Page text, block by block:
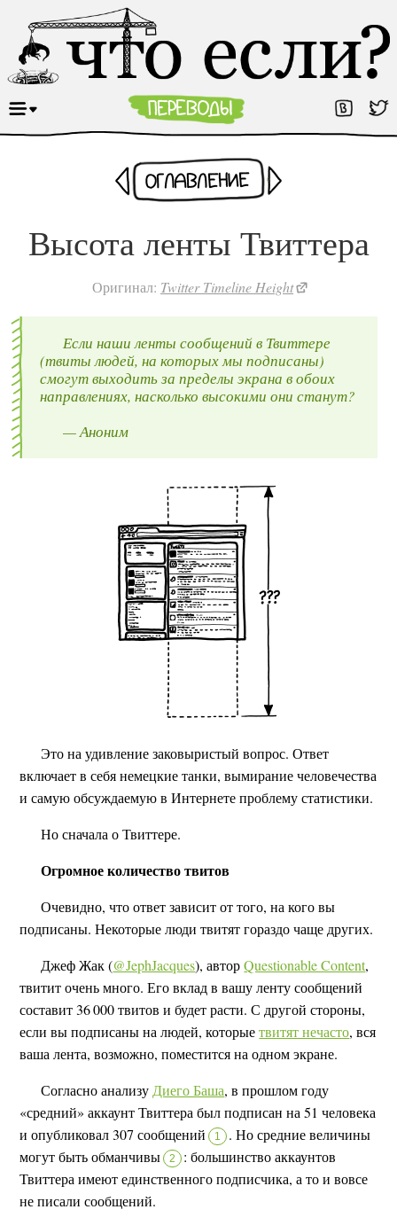
Высота ленты Твиттера
Оригинал: Twitter Timeline Height
Если наши ленты сообщений в Твиттере
(твиты людей, на которых мы подписаны)
смогут выходить за пределы экрана в обоих
направлениях, насколько высокими они станут?
— Аноним
Это на удивление заковыристый вопрос. Ответ
включает в себя немецкие танки, вымирание человечества
и самую обсуждаемую в Интернете проблему статистики.
Но сначала о Твиттере.
Огромное количество твитов
Очевидно, что ответ зависит от того, на кого вы
подписаны. Некоторые люди твитят гораздо чаще других.
Джеф Жак (@JephJacques), авторQuestionable Content,
твитит очень много. Его вклад в вашу ленту сообщений
составит 36 000 твитов и будет расти. С другой стороны,
если вы подписаны на людей, которыетвитят нечасто, вся
ваша лента, возможно, поместится на одном экране.
Согласно анализуДиего Баша, в прошлом году
«средний» аккаунт Твиттера был подписан на 51 человека
и опубликовал 307 сообщений
1 . Но средние величины
могут быть обманчивы
2 : большинство аккаунтов
Твиттера имеют единственного подписчика, а то и вовсе
не писали сообщений.